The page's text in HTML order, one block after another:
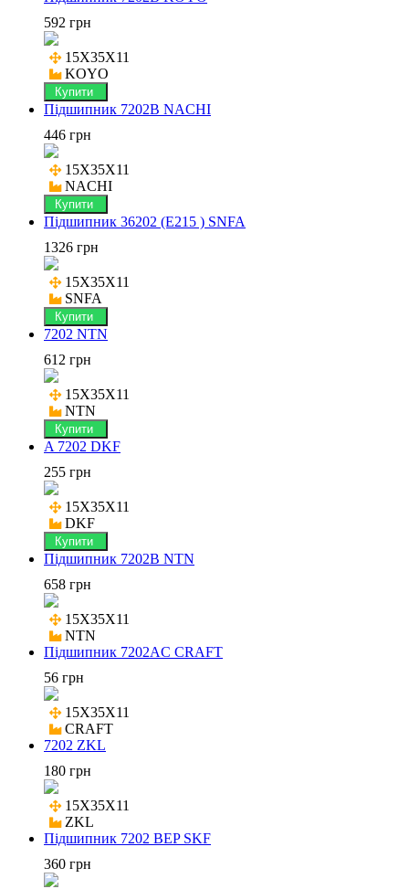
592 грн
15X35X11
KOYO
Купити
Підшипник 7202B NACHI
446 грн
15X35X11
NACHI
Купити
Підшипник 36202 (E215 ) SNFA
1326 грн
15X35X11
SNFA
Купити
7202 NTN
612 грн
15X35X11
NTN
Купити
A 7202 DKF
255 грн
15X35X11
DKF
Купити
Підшипник 7202B NTN
658 грн
15X35X11
NTN
Підшипник 7202AC CRAFT
56 грн
15X35X11
CRAFT
7202 ZKL
180 грн
15X35X11
ZKL
Підшипник 7202 BEP SKF
360 грн